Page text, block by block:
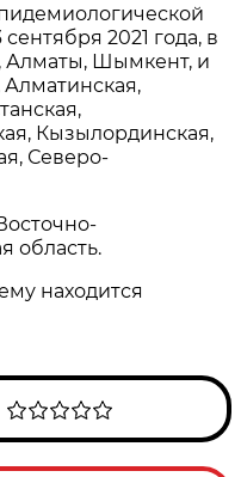
2021 года, в
Алматы, Шымкент, и
Кызылординская,
Северо-
область.
находится